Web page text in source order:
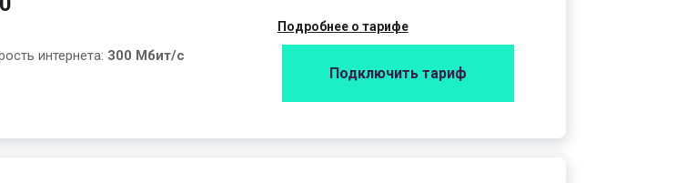
интернета: 300 Мбит/с
Подробнее о тарифе
Подключить тариф